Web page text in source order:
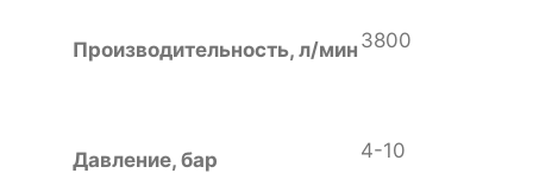
Производительность, л/мин 3800
Давление, бар 4-10